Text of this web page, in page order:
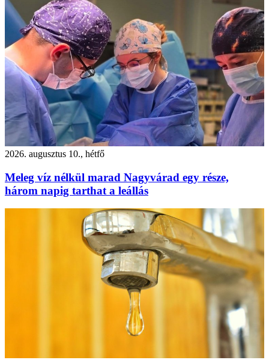
2026. augusztus 10., hétfő
Meleg víz nélkül marad Nagyvárad egy része,
három napig tarthat a leállás